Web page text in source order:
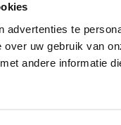
advertenties te
uw gebruik van
andere informatie